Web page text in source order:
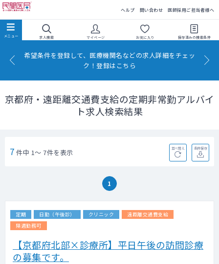
ヘルプ 問い合わせ 医師採用ご担当者様へ
求人検索 マイページ お気に入り 保存済みの検索条件
希望条件を登録して、医療機関名などの求人詳細をチェッ
ク！登録はこちら
京都府・遠距離交通費支給の定期非常勤アルバイ
ト求人検索結果
7 件中 1～ 7件を表示 並べ替え 条件保存
1
定期 日勤（午後診） クリニック
遠距離交通費支給
隔週勤務可
【京都府北部×診療所】平日午後の訪問診療
の募集です。